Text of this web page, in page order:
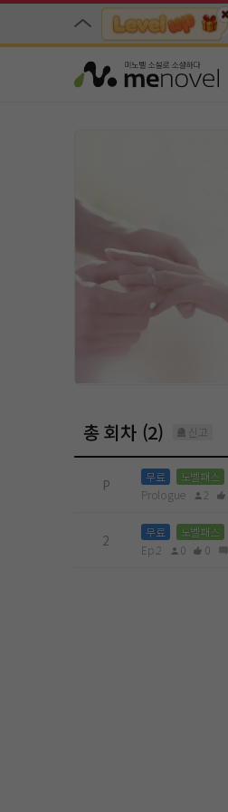
총 회차 (2) 신고
P 무료 노벨패스
Prologue 2
2 무료 노벨패스
Ep.2 0 0